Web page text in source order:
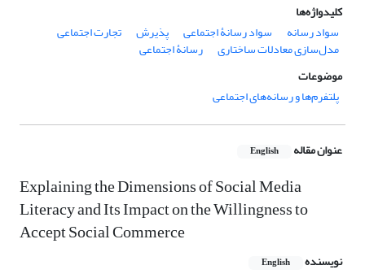
کلیدواژه‌ها
سواد رسانه
سواد رسانۀ اجتماعی پذیرش تجارت اجتماعی
مدل‌سازی معادلات ساختاری
رسانۀ اجتماعی
موضوعات
پلتفرم‌ها و رسانه‌های اجتماعی
عنوان مقاله English
Explaining the Dimensions of Social Media
Literacy and Its Impact on the Willingness to
Accept Social Commerce
نویسنده English